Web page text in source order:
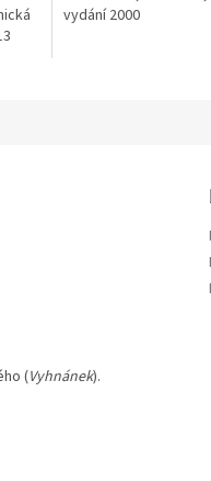
vydání 2000
(Vyhnánek).